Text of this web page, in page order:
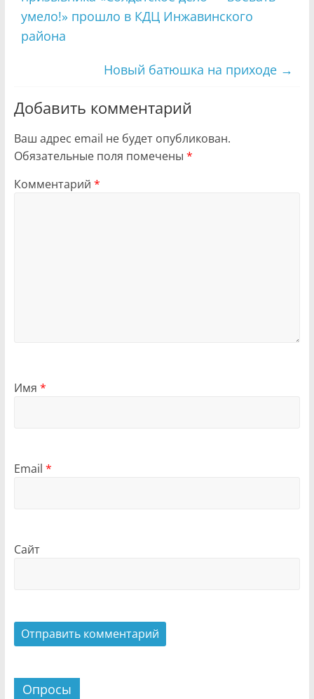
умело!» прошло в КДЦ Инжавинского
района
Новый батюшка на приходе →
Добавить комментарий
Ваш адрес email не будет опубликован.
Обязательные поля помечены *
Комментарий *
Имя *
Email *
Сайт
Опросы